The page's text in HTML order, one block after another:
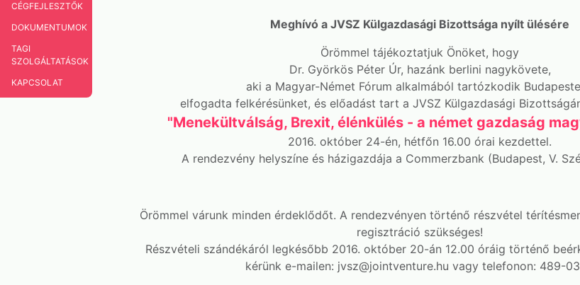
Meghívó a JVSZ Külgazdasági Bizottsága nyílt ülésére
Örömmel tájékoztatjuk Önöket, hogy
Dr. Györkös Péter Úr, hazánk berlini nagykövete,
aki a Magyar-Német Fórum alkalmából tartózkodik
elfogadta felkérésünket, és előadást tart a JVSZ Külgazdasági
"Menekültválság, Brexit, élénkülés - a német gazdaság
2016. október 24-én, hétfőn 16.00 órai kezdettel.
A rendezvény helyszíne és házigazdája a Commerzbank (Budapest, V.
Örömmel várunk minden érdeklődőt. A rendezvényen történő részvétel
regisztráció szükséges!
Részvételi szándékáról legkésőbb 2016. október 20-án 12.00 óráig történő
kérünk e-mailen: jvsz@jointventure.hu vagy telefonon: 489-
CÉGFEJLESZTŐK
DOKUMENTUMOK
TAGI
SZOLGÁLTATÁSOK
KAPCSOLAT